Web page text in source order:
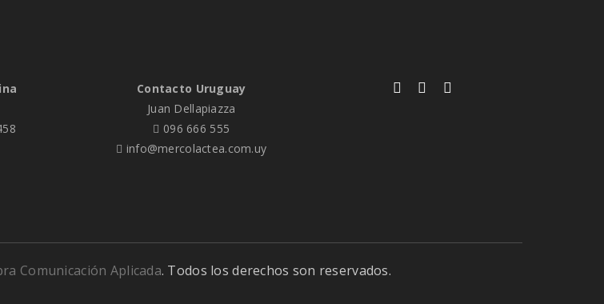
Contacto Uruguay
Juan Dellapiazza
096 666 555
info@mercolactea.com.uy
Comunicación Aplicada. Todos los derechos son reservados.